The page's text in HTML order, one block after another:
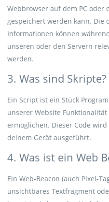
Webbrowser auf dem PC oder
gespeichert werden kann. Die
Informationen können
unseren oder den Servern
werden.
3. Was sind Skripte?
Ein Script ist ein Stück
unserer Website
ermöglichen. Dieser Code
deinem Gerät ausgeführt.
4. Was ist ein Web
Ein Web-Beacon (auch Pixel-
unsichtbares Textfragment